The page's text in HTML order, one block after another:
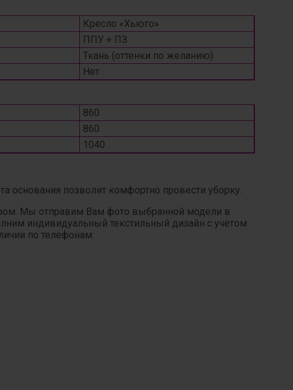
Кресло «Хьюго»
ППУ + ПЗ
Ткань (оттенки по желанию)
Нет
860
860
1040
основания позволит комфортно провести уборку.
Мы отправим Вам фото выбранной модели в
индивидуальный текстильный дизайн с учётом
по телефонам: